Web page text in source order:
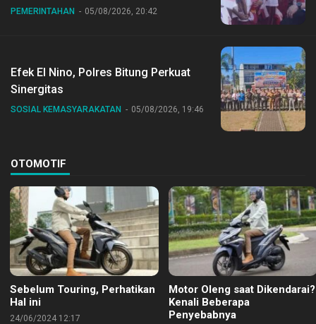
Dr Sirajudin Lasena Ikut Jalan Sehat
PEMERINTAHAN 05/08/2026, 20:42
Efek El Nino, Polres Bitung Perkuat
Sinergitas
SOSIAL KEMASYARAKATAN 05/08/2026, 19:46
OTOMOTIF
Sebelum Touring, Perhatikan
Hal ini
24/06/2024 12:17
Motor Oleng saat Dikendarai?
Kenali Beberapa
Penyebabnya